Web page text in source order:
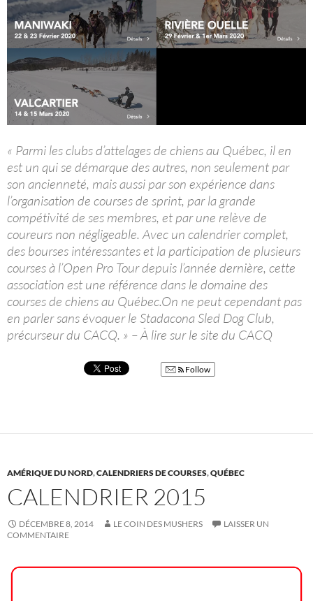
« Parmi les clubs d’attelages de chiens au Québec, il en
est un qui se démarque des autres, non seulement par
son ancienneté, mais aussi par son expérience dans
l’organisation de courses de sprint, par la grande
compétivité de ses membres, et par une relève de
coureurs non négligeable. Avec un calendrier complet,
des bourses intéressantes et la participation de plusieurs
courses à l’Open Pro Tour depuis l’année dernière, cette
association est une référence dans le domaine des
courses de chiens au Québec.On ne peut cependant pas
en parler sans évoquer le Stadacona Sled Dog Club,
précurseur du CACQ. » – À lire sur le site du CACQ
Follow
AMÉRIQUE DU NORD,CALENDRIERS DE COURSES,QUÉBEC
CALENDRIER 2015
DÉCEMBRE 8, 2014 LE COIN DES MUSHERS
LAISSER UN
COMMENTAIRE